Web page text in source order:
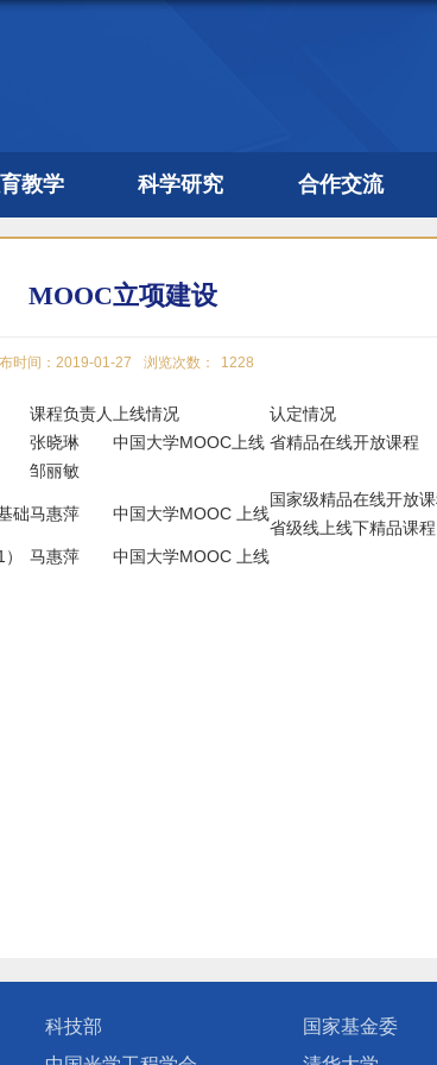
教学 科学研究 合作交流
MOOC立项建设
时间：2019-01-27 浏览次数： 1228
课程负责人 上线情况
认定情况
张晓琳 中国大学MOOC上线 省精品在线开放课程
邹丽敏
础马惠萍 中国大学MOOC 上线
国家级精品在线开放
省级线上线下精品课程
马惠萍 中国大学MOOC 上线
科技部 国家基金委